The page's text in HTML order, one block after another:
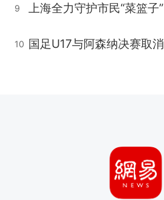
9 上海全力守护市民“菜篮子”
10